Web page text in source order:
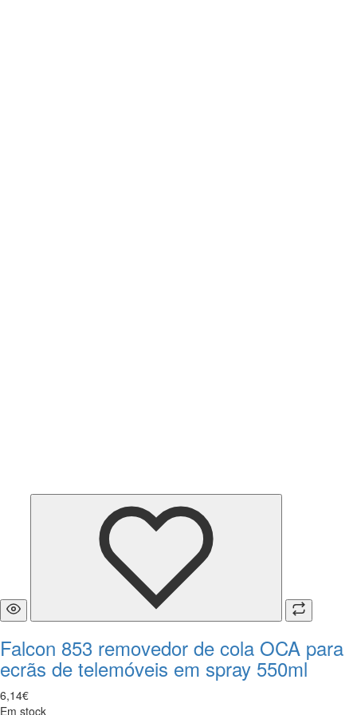
Falcon 853 removedor de cola OCA para
ecrãs de telemóveis em spray 550ml
6,14€
Em stock